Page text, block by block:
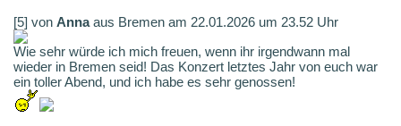
[5] von Annaaus Bremen am 22.01.2026 um 23.52 Uhr
Wie sehr würde ich mich freuen, wenn ihr irgendwann mal
wieder in Bremen seid! Das Konzert letztes Jahr von euch war
ein toller Abend, und ich habe es sehr genossen!